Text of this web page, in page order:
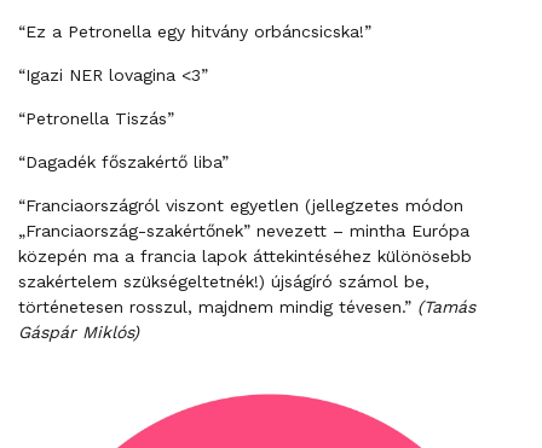
“Ez a Petronella egy hitvány orbáncsicska!”
“Igazi NER lovagina <3”
“Petronella Tiszás”
“Dagadék főszakértő liba”
“Franciaországról viszont egyetlen (jellegzetes módon
„Franciaország-szakértőnek” nevezett – mintha Európa
közepén ma a francia lapok áttekintéséhez különösebb
szakértelem szükségeltetnék!) újságíró számol be,
történetesen rosszul, majdnem mindig tévesen.” (Tamás
Gáspár Miklós)